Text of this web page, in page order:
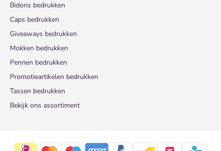
Bidons bedrukken
Caps bedrukken
Giveaways bedrukken
Mokken bedrukken
Pennen bedrukken
Promotieartikelen bedrukken
Tassen bedrukken
Bekijk ons assortiment